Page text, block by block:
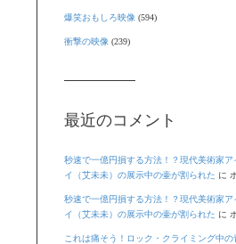
爆笑おもしろ映像 (594)
衝撃の映像 (239)
最近のコメント
秒速で一億円損する方法！？現代美術家ア
イ（艾未未）の展示中の壷が割られた に
秒速で一億円損する方法！？現代美術家ア
イ（艾未未）の展示中の壷が割られた に
これは痛そう！ロック・クライミング中